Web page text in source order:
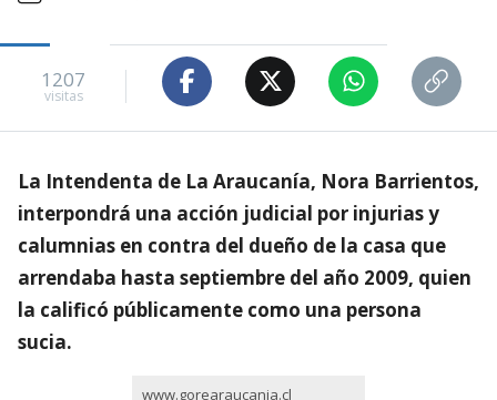
1207
visitas
La Intendenta de La Araucanía, Nora Barrientos,
interpondrá una acción judicial por injurias y
calumnias en contra del dueño de la casa que
arrendaba hasta septiembre del año 2009, quien
la calificó públicamente como una persona
sucia.
www.gorearaucania.cl